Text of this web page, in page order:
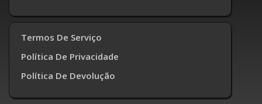
Termos De Serviço
Política De Privacidade
Política De Devolução